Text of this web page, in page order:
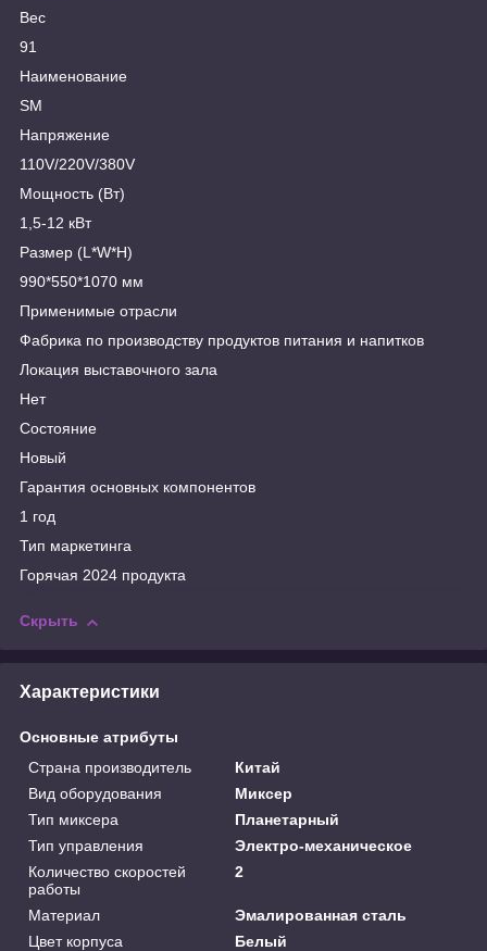
Вес
91
Наименование
SM
Напряжение
110V/220V/380V
Мощность (Вт)
1,5-12 кВт
Размер (L*W*H)
990*550*1070 мм
Применимые отрасли
Фабрика по производству продуктов питания и напитков
Локация выставочного зала
Нет
Состояние
Новый
Гарантия основных компонентов
1 год
Тип маркетинга
Горячая 2024 продукта
Скрыть
Характеристики
Основные атрибуты
Страна производитель
Китай
Вид оборудования
Миксер
Тип миксера
Планетарный
Тип управления
Электро-механическое
Количество скоростей
работы
2
Материал
Эмалированная сталь
Цвет корпуса
Белый